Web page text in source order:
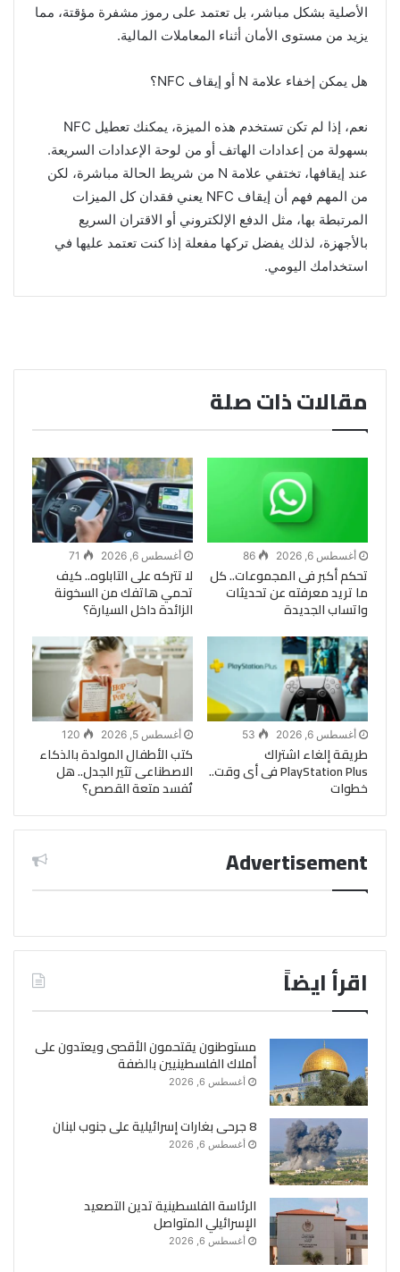
الأصلية بشكل مباشر، بل تعتمد على رموز مشفرة مؤقتة، مما
يزيد من مستوى الأمان أثناء المعاملات المالية.
هل يمكن إخفاء علامة N أو إيقاف NFC؟
نعم، إذا لم تكن تستخدم هذه الميزة، يمكنك تعطيل NFC
بسهولة من إعدادات الهاتف أو من لوحة الإعدادات السريعة.
عند إيقافها، تختفي علامة N من شريط الحالة مباشرة، لكن
من المهم فهم أن إيقاف NFC يعني فقدان كل الميزات
المرتبطة بها، مثل الدفع الإلكتروني أو الاقتران السريع
بالأجهزة، لذلك يفضل تركها مفعلة إذا كنت تعتمد عليها في
استخدامك اليومي.
مقالات ذات صلة
أغسطس 6, 2026 86
تحكم أكبر فى المجموعات.. كل
ما تريد معرفته عن تحديثات
واتساب الجديدة
أغسطس 6, 2026 71
لا تتركه على التابلوه.. كيف
تحمي هاتفك من السخونة
الزائدة داخل السيارة؟
أغسطس 6, 2026 53
طريقة إلغاء اشتراك
PlayStation Plus فى أى وقت..
خطوات
أغسطس 5, 2026 120
كتب الأطفال المولدة بالذكاء
الاصطناعى تثير الجدل.. هل
تُفسد متعة القصص؟
Advertisement
اقرأ ايضاً
مستوطنون يقتحمون الأقصى ويعتدون على
أملاك الفلسطينيين بالضفة
أغسطس 6, 2026
8 جرحى بغارات إسرائيلية على جنوب لبنان
أغسطس 6, 2026
الرئاسة الفلسطينية تدين التصعيد
الإسرائيلي المتواصل
أغسطس 6, 2026